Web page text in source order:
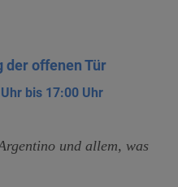
der offenen Tür
bis 17:00 Uhr
und allem, was